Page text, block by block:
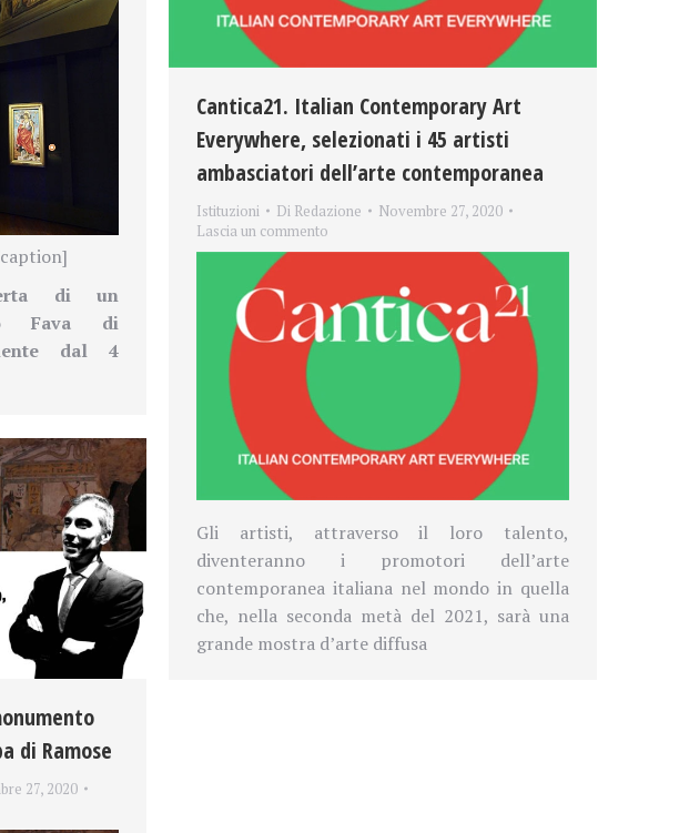
di un
Fava di
dal 4
Cantica21. Italian Contemporary Art
Everywhere, selezionati i 45 artisti
ambasciatori dell’arte contemporanea
Istituzioni Di Redazione
Novembre 27, 2020
Lascia un commento
Gli artisti, attraverso il loro talento,
diventeranno i promotori dell’arte
contemporanea italiana nel mondo in quella
che, nella seconda metà del 2021, sarà una
grande mostra d’arte diffusa
di Ramose
27, 2020